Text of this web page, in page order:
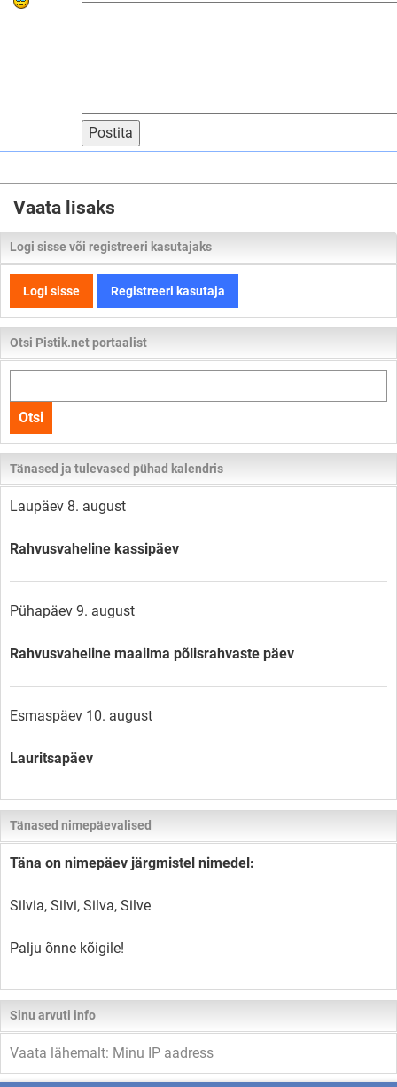
Postita
Vaata lisaks
Logi sisse või registreeri kasutajaks
Logi sisse Registreeri kasutaja
Otsi Pistik.net portaalist
kogu
lehelt
Otsi
Tänased ja tulevased pühad kalendris
Laupäev 8. august
Rahvusvaheline kassipäev
Pühapäev 9. august
Rahvusvaheline maailma põlisrahvaste päev
Esmaspäev 10. august
Lauritsapäev
Tänased nimepäevalised
Täna on nimepäev järgmistel nimedel:
Silvia, Silvi, Silva, Silve
Palju õnne kõigile!
Sinu arvuti info
Vaata lähemalt: Minu IP aadress